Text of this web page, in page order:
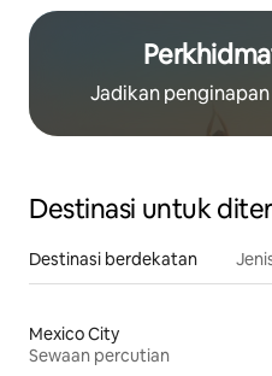
Jadikan
Destinasi untuk
Destinasi berdekatan
Mexico City
Sewaan percutian